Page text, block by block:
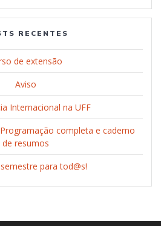
RECENTES
de extensão
Aviso
Internacional na UFF
completa e caderno
de resumos
para tod@s!